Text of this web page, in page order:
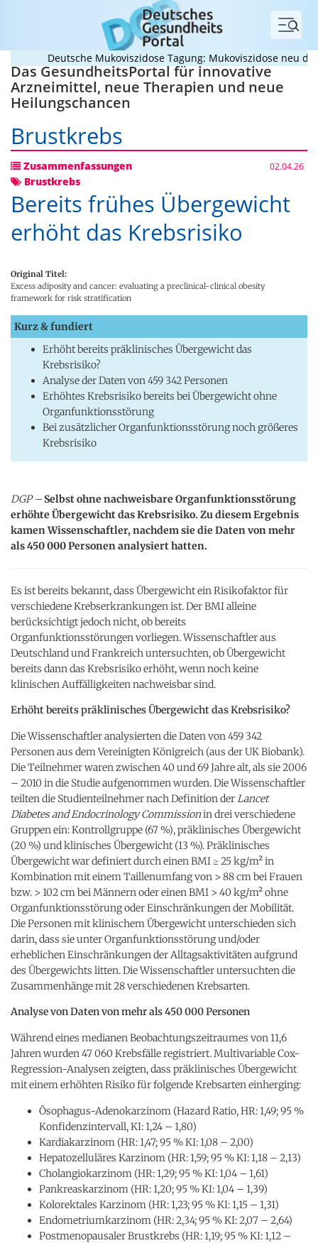
Menü
Deutsche Mukoviszidose Tagung: Mukoviszidose neu
Das GesundheitsPortal für innovative
Arzneimittel, neue Therapien und neue
Heilungschancen
Brustkrebs
Zusammenfassungen 02.04.26
Brustkrebs
Bereits frühes Übergewicht
erhöht das Krebsrisiko
Original Titel:
Excess adiposity and cancer: evaluating a preclinical-clinical obesity
framework for risk stratification
Kurz & fundiert
Erhöht bereits präklinisches Übergewicht das
Krebsrisiko?
Analyse der Daten von 459 342 Personen
Erhöhtes Krebsrisiko bereits bei Übergewicht ohne
Organfunktionsstörung
Bei zusätzlicher Organfunktionsstörung noch größeres
Krebsrisiko
DGP –Selbst ohne nachweisbare Organfunktionsstörung
erhöhte Übergewicht das Krebsrisiko. Zu diesem Ergebnis
kamen Wissenschaftler, nachdem sie die Daten von mehr
als 450 000 Personen analysiert hatten.
Es ist bereits bekannt, dass Übergewicht ein Risikofaktor für
verschiedene Krebserkrankungen ist. Der BMI alleine
berücksichtigt jedoch nicht, ob bereits
Organfunktionsstörungen vorliegen. Wissenschaftler aus
Deutschland und Frankreich untersuchten, ob Übergewicht
bereits dann das Krebsrisiko erhöht, wenn noch keine
klinischen Auffälligkeiten nachweisbar sind.
Erhöht bereits präklinisches Übergewicht das Krebsrisiko?
Die Wissenschaftler analysierten die Daten von 459 342
Personen aus dem Vereinigten Königreich (aus der UK Biobank).
Die Teilnehmer waren zwischen 40 und 69 Jahre alt, als sie 2006
– 2010 in die Studie aufgenommen wurden. Die Wissenschaftler
teilten die Studienteilnehmer nach Definition derLancet
Diabetes and Endocrinology Commissionin drei verschiedene
Gruppen ein: Kontrollgruppe (67 %), präklinisches Übergewicht
(20 %) und klinisches Übergewicht (13 %). Präklinisches
Übergewicht war definiert durch einen BMI ≥ 25 kg/m² in
Kombination mit einem Taillenumfang von > 88 cm bei Frauen
bzw. > 102 cm bei Männern oder einen BMI > 40 kg/m² ohne
Organfunktionsstörung oder Einschränkungen der Mobilität.
Die Personen mit klinischem Übergewicht unterschieden sich
darin, dass sie unter Organfunktionsstörung und/oder
erheblichen Einschränkungen der Alltagsaktivitäten aufgrund
des Übergewichts litten. Die Wissenschaftler untersuchten die
Zusammenhänge mit 28 verschiedenen Krebsarten.
Analyse von Daten von mehr als 450 000 Personen
Während eines medianen Beobachtungszeitraumes von 11,6
Jahren wurden 47 060 Krebsfälle registriert. Multivariable Cox-
Regression-Analysen zeigten, dass präklinisches Übergewicht
mit einem erhöhten Risiko für folgende Krebsarten einherging:
Ösophagus-Adenokarzinom (Hazard Ratio, HR: 1,49; 95 %
Konfidenzintervall, KI: 1,24 – 1,80)
Kardiakarzinom (HR: 1,47; 95 % KI: 1,08 – 2,00)
Hepatozelluläres Karzinom (HR: 1,59; 95 % KI: 1,18 – 2,13)
Cholangiokarzinom (HR: 1,29; 95 % KI: 1,04 – 1,61)
Pankreaskarzinom (HR: 1,20; 95 % KI: 1,04 – 1,39)
Kolorektales Karzinom (HR: 1,23; 95 % KI: 1,15 – 1,31)
Endometriumkarzinom (HR: 2,34; 95 % KI: 2,07 – 2,64)
Postmenopausaler Brustkrebs (HR: 1,19; 95 % KI: 1,12 –